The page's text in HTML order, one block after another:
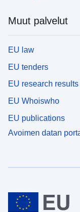
Muut palvelut
EU law
EU tenders
EU research results
EU Whoiswho
EU publications
Avoimen datan